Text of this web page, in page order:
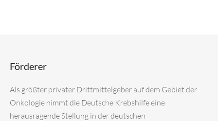
Förderer
Als größter privater Drittmittelgeber auf dem Gebiet der
Onkologie nimmt die Deutsche Krebshilfe eine
herausragende Stellung in der deutschen